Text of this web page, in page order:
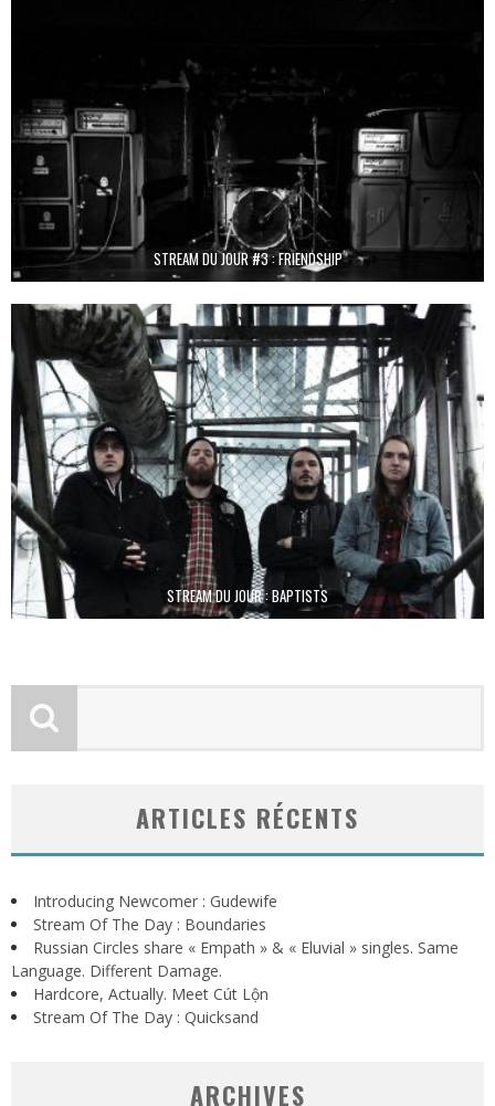
STREAM DU JOUR #3 : FRIENDSHIP
STREAM DU JOUR : BAPTISTS
ARTICLES RÉCENTS
Introducing Newcomer : Gudewife
Stream Of The Day : Boundaries
Russian Circles share « Empath » & « Eluvial » singles. Same
Language. Different Damage.
Hardcore, Actually. Meet Cút Lộn
Stream Of The Day : Quicksand
ARCHIVES